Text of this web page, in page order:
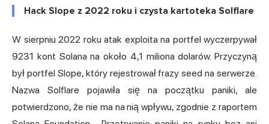
Hack Slope z 2022 roku i czysta kartoteka Solflare
W sierpniu 2022 roku atak exploita na portfel wyczerpywał
9231 kont Solana na około 4,1 miliona dolarów. Przyczyną
był portfel Slope, który rejestrował frazy seed na serwerze.
Nazwa Solflare pojawiła się na początku paniki, ale
potwierdzono, że nie ma na nią wpływu, zgodnie z raportem